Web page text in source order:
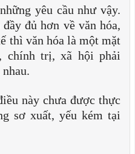
yêu cầu như vậy.
đủ hơn về văn hóa,
thì văn hóa là một mặt
chính trị, xã hội phải
này chưa được thực
sơ xuất, yếu kém tại